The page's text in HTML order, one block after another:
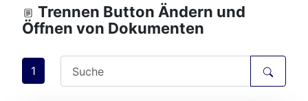
Trennen Button Ändern und
Öffnen von Dokumenten
1